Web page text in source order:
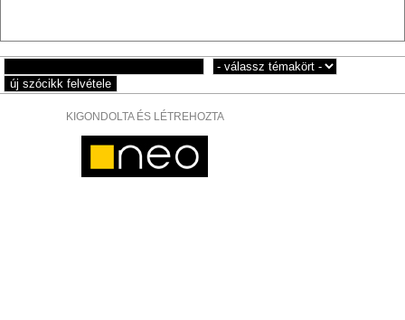
KIGONDOLTA ÉS LÉTREHOZTA